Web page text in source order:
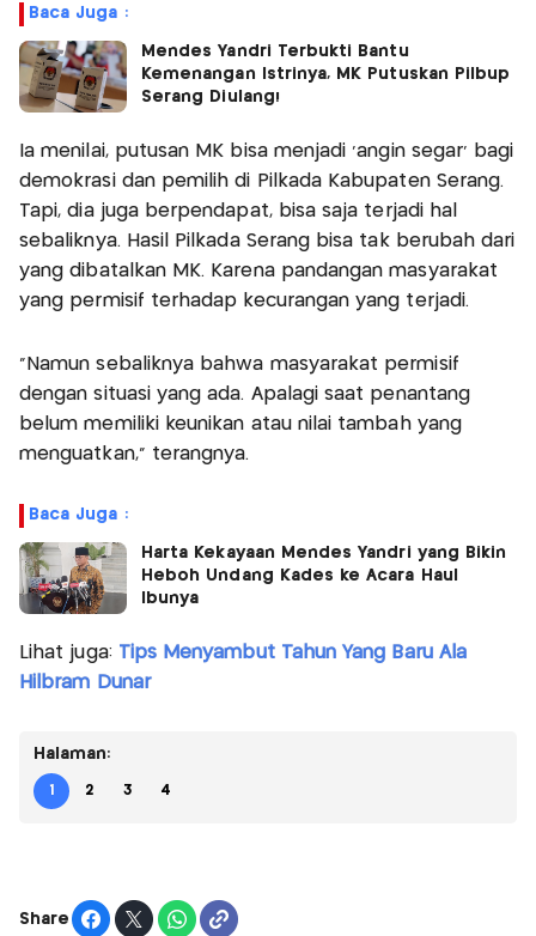
Baca Juga :
Mendes Yandri Terbukti Bantu
Kemenangan Istrinya, MK Putuskan Pilbup
Serang Diulang!
Ia menilai, putusan MK bisa menjadi ‘angin segar’ bagi
demokrasi dan pemilih di Pilkada Kabupaten Serang.
Tapi, dia juga berpendapat, bisa saja terjadi hal
sebaliknya. Hasil Pilkada Serang bisa tak berubah dari
yang dibatalkan MK. Karena pandangan masyarakat
yang permisif terhadap kecurangan yang terjadi.
“Namun sebaliknya bahwa masyarakat permisif
dengan situasi yang ada. Apalagi saat penantang
belum memiliki keunikan atau nilai tambah yang
menguatkan,” terangnya.
Baca Juga :
Harta Kekayaan Mendes Yandri yang Bikin
Heboh Undang Kades ke Acara Haul
Ibunya
Lihat juga: Tips Menyambut Tahun Yang Baru Ala
Hilbram Dunar
Halaman:
1 2 3 4
Share